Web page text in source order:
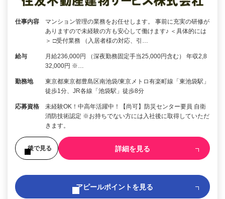
仕事内容
マンション管理の業務をお任せします。 事前に充実の研修が
ありますので未経験の方も安心して働けます♪ ＜具体的には
＞ □受付業務 （入居者様の対応、引…
給与
月給236,000円 （深夜勤務固定手当25,000円含む） 年収2,8
32,000円 ※…
勤務地
東京都東京都豊島区南池袋/東京メトロ有楽町線「東池袋駅」
徒歩1分、JR各線「池袋駅」徒歩8分
応募資格
未経験OK！中高年活躍中！【尚可】防災センター要員 自衛
消防技術認定 ※お持ちでない方には入社後に取得していただ
きます。
後で見る 詳細を見る
アピールポイントを見る